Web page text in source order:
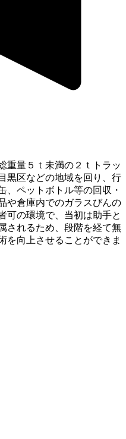
重量５ｔ未満の２ｔトラッ
黒区などの地域を回り、行
、ペットボトル等の回収・
や倉庫内でのガラスびんの
可の環境で、当初は助手と
されるため、段階を経て無
を向上させることができま